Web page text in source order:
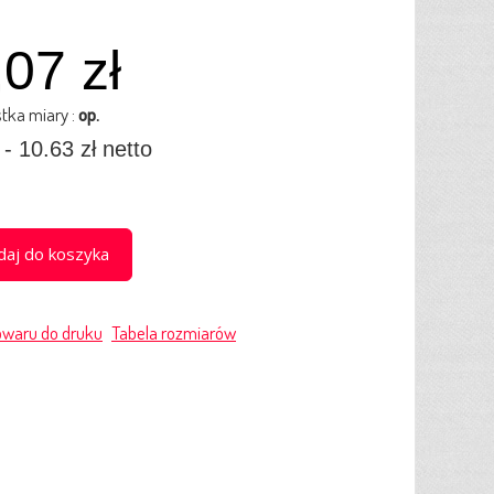
zł
miary :op.
10.63 zł netto
do koszyka
do druku Tabela rozmiarów